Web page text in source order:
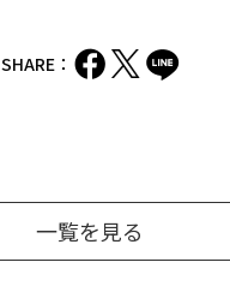
SHARE：
一覧を見る